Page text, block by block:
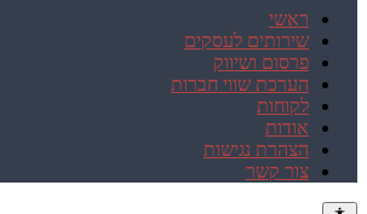
ראשי
שירותים לעסקים
פרסום ושיווק
הערכת שווי חברות
לקוחות
אודות
הצהרת נגישות
צור קשר